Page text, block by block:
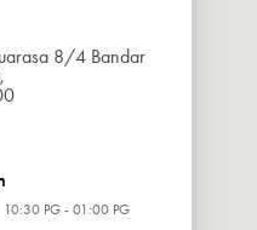
8/4 Bandar
10:30 PG - 01:00 PG